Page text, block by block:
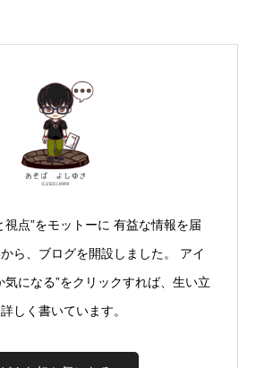
視点”をモットーに 有益な情報を届
ら、ブログを開設しました。 アイ
気になる”をクリックすれば、生い立
しく書いています。